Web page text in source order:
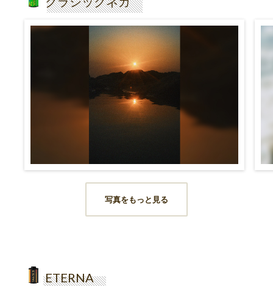
写真をもっと見る
ETERNA